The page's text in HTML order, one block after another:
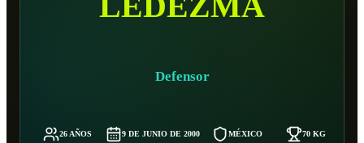
Defensor
26 AÑOS 9 DE JUNIO DE 2000 MÉXICO 70 KG